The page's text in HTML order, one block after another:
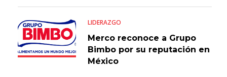
LIDERAZGO
Merco reconoce a Grupo
Bimbo por su reputación en
México